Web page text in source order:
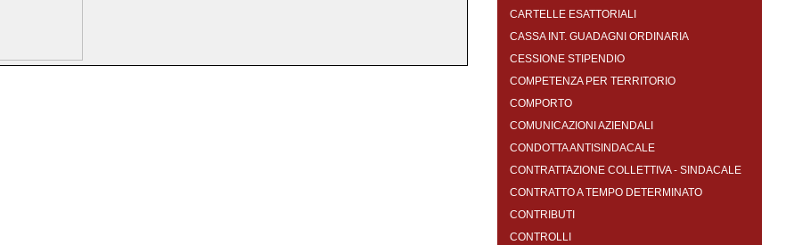
CARTELLE ESATTORIALI
CASSA INT. GUADAGNI ORDINARIA
CESSIONE STIPENDIO
COMPETENZA PER TERRITORIO
COMPORTO
COMUNICAZIONI AZIENDALI
CONDOTTA ANTISINDACALE
CONTRATTAZIONE COLLETTIVA - SINDACALE
CONTRATTO A TEMPO DETERMINATO
CONTRIBUTI
CONTROLLI